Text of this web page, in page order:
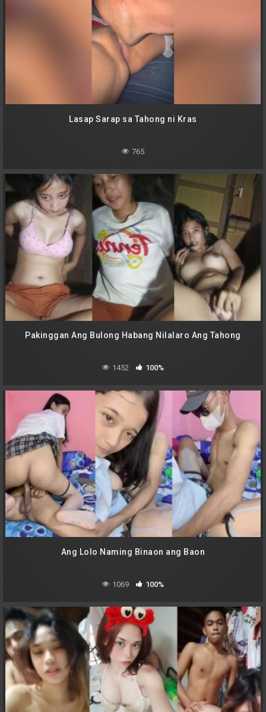
Lasap Sarap sa Tahong ni Kras
765
Pakinggan Ang Bulong Habang Nilalaro Ang Tahong
1452 100%
Ang Lolo Naming Binaon ang Baon
1069 100%